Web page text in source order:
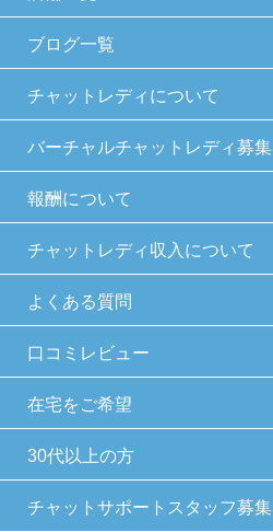
ブログ一覧
チャットレディについて
バーチャルチャットレディ募集
報酬について
チャットレディ収入について
よくある質問
口コミレビュー
在宅をご希望
30代以上の方
チャットサポートスタッフ募集